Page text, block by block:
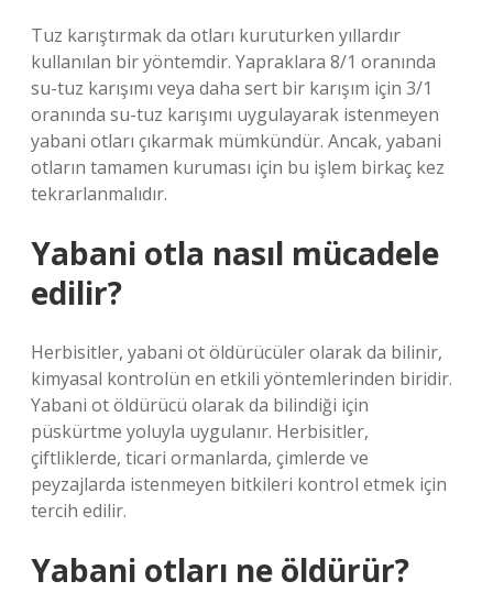
Tuz karıştırmak da otları kuruturken yıllardır
kullanılan bir yöntemdir. Yapraklara 8/1 oranında
su-tuz karışımı veya daha sert bir karışım için 3/1
oranında su-tuz karışımı uygulayarak istenmeyen
yabani otları çıkarmak mümkündür. Ancak, yabani
otların tamamen kuruması için bu işlem birkaç kez
tekrarlanmalıdır.
Yabani otla nasıl mücadele
edilir?
Herbisitler, yabani ot öldürücüler olarak da bilinir,
kimyasal kontrolün en etkili yöntemlerinden biridir.
Yabani ot öldürücü olarak da bilindiği için
püskürtme yoluyla uygulanır. Herbisitler,
çiftliklerde, ticari ormanlarda, çimlerde ve
peyzajlarda istenmeyen bitkileri kontrol etmek için
tercih edilir.
Yabani otları ne öldürür?